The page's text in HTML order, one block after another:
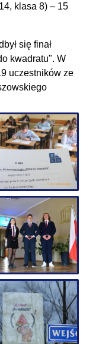
klasa 8) – 15
się finał
kwadratu". W
uczestników ze